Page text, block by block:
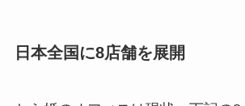
日本全国に8店舗を展開